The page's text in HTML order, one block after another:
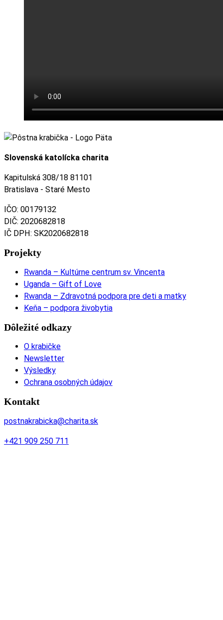
Slovenská katolícka charita
Kapitulská 308/18 81101
Bratislava - Staré Mesto
IČO: 00179132
DIČ: 2020682818
IČ DPH: SK2020682818
Projekty
Rwanda – Kultúrne centrum sv. Vincenta
Uganda – Gift of Love
Rwanda – Zdravotná podpora pre deti a matky
Keňa – podpora živobytia
Dôležité odkazy
O krabičke
Newsletter
Výsledky
Ochrana osobných údajov
Kontakt
postnakrabicka@charita.sk
+421 909 250 711